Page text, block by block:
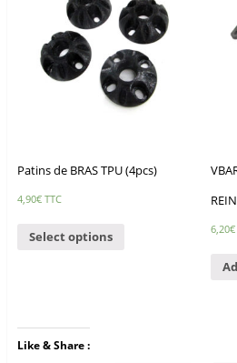
Patins de BRAS TPU (4pcs)
4,90€ TTC
Select options 6,20€
Like & Share :